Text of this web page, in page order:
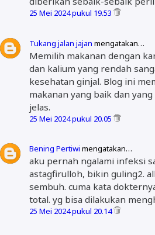
25 Mei 2024 pukul 19.53
Tukang jalan jajan mengatakan…
Memilih makanan dengan
dan kalium yang rendah
kesehatan ginjal. Blog ini
makanan yang baik dan
jelas.
25 Mei 2024 pukul 20.05
Bening Pertiwi mengatakan…
aku pernah ngalami infeksi
astagfirulloh, bikin guling2.
sembuh. cuma kata
total. yg bisa dilakukan
25 Mei 2024 pukul 20.14